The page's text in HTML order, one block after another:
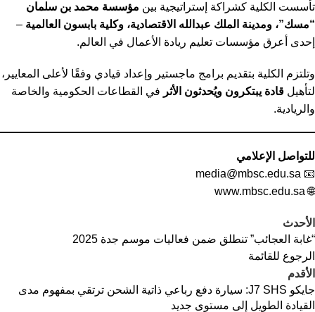
تأسست الكلية كشراكة إستراتيجية بين مؤسسة محمد بن سلمان
“مسك”، ومدينة الملك عبدالله الاقتصادية، وكلية بابسون العالمية –
إحدى أعرق مؤسسات تعليم ريادة الأعمال في العالم.
وتلتزم الكلية بتقديم برامج ماجستير وإعداد قيادي وفقًا لأعلى المعايير،
لتأهيل قادة يبتكرون ويُحدثون الأثر في القطاعات الحكومية والخاصة
والريادية.
للتواصل الإعلامي
📧
media@mbsc.edu.sa
🌐
www.mbsc.edu.sa
الأحدث
“غابة العجائب” تنطلق ضمن فعاليات موسم جدة 2025
الرجوع للقائمة
الأقدم
جايكو J7 SHS: سيارة دفع رباعي ذاتية الشحن ترتقي بمفهوم مدى
القيادة الطويل إلى مستوى جديد